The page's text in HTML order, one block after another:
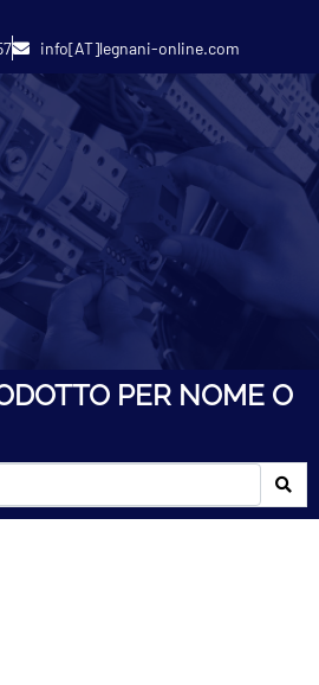
info[AT]legnani-online.com
PER NOME O